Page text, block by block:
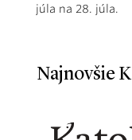
júla na 28. júla.
Najnovšie